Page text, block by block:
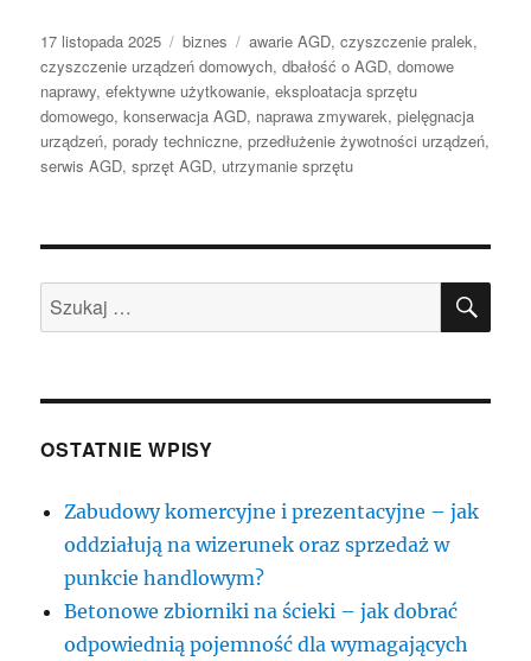
Data
publikacji
17 listopada 2025 Kategorie
biznes Tagi
awarie AGD,czyszczenie pralek,
czyszczenie urządzeń domowych,dbałość o AGD,domowe
naprawy,efektywne użytkowanie,eksploatacja sprzętu
domowego,konserwacja AGD, naprawa zmywarek,pielęgnacja
urządzeń,porady techniczne,przedłużenie żywotności urządzeń,
serwis AGD,sprzęt AGD, utrzymanie sprzętu
Szukaj:
OSTATNIE WPISY
Zabudowy komercyjne i prezentacyjne – jak
oddziałują na wizerunek oraz sprzedaż w
punkcie handlowym?
Betonowe zbiorniki na ścieki – jak dobrać
odpowiednią pojemność dla wymagających